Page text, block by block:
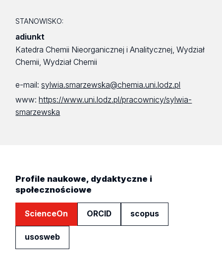
STANOWISKO:
adiunkt
Katedra Chemii Nieorganicznej i Analitycznej, Wydział
Chemii, Wydział Chemii
e-mail:sylwia.smarzewska@chemia.uni.lodz.pl
www:https://www.uni.lodz.pl/pracownicy/sylwia-
smarzewska
Profile naukowe, dydaktyczne i
społecznościowe
ScienceOn ORCID scopus
usosweb